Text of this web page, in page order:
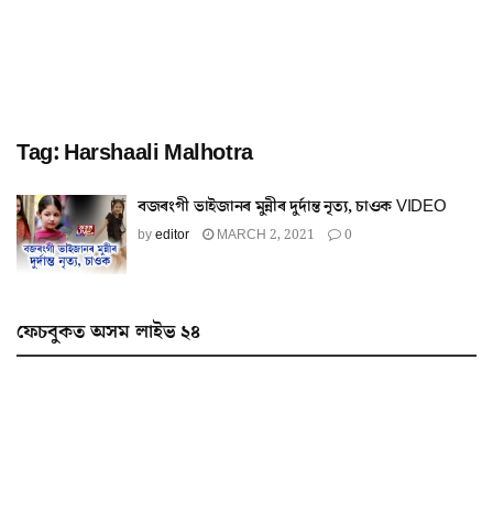
Tag: Harshaali Malhotra
বজৰংগী ভাইজানৰ মুন্নীৰ দুৰ্দান্ত নৃত্য, চাওক VIDEO
byeditor MARCH 2, 2021 0
ফেচবুকত অসম লাইভ ২৪